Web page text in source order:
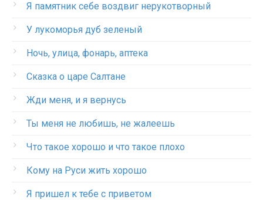
Я памятник себе воздвиг нерукотворный
У лукоморья дуб зеленый
Ночь, улица, фонарь, аптека
Сказка о царе Салтане
Жди меня, и я вернусь
Ты меня не любишь, не жалеешь
Что такое хорошо и что такое плохо
Кому на Руси жить хорошо
Я пришел к тебе с приветом